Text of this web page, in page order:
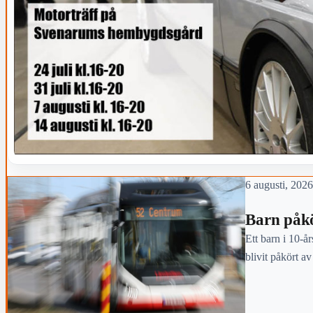
6 augusti,
Barn
Ett barn i 10-
blivit påkört av